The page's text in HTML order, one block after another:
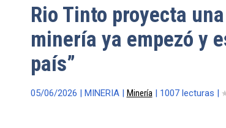
Rio Tinto proyecta
minería ya empezó y
país”
05/06/2026 | MINERIA | Minería| 1007 lecturas |